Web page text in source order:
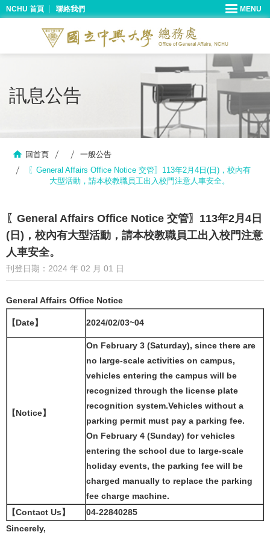
NCHU 首頁 聯絡我們
訊息公告
回首頁
一般公告
〖General Affairs Office Notice 交管〗113年2月4日(日)，校內有
大型活動，請本校教職員工出入校門注意人車安全。
〖General Affairs Office Notice 交管〗113年2月4日
(日)，校內有大型活動，請本校教職員工出入校門注意
人車安全。
刊登日期：2024 年 02 月 01 日
General Affairs Office Notice
【Date】 2024/02/03~04
【Notice】
On February 3 (Saturday), since there are
no large-scale activities on campus,
vehicles entering the campus will be
recognized through the license plate
recognition system.Vehicles without a
parking permit must pay a parking fee.
On February 4 (Sunday) for vehicles
entering the school due to large-scale
holiday events, the parking fee will be
charged manually to replace the parking
fee charge machine.
【Contact Us】
04-22840285
Sincerely,